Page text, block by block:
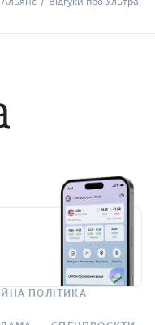
ПОЛІТИКА